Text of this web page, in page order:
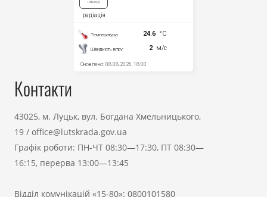
Контакти
43025, м. Луцьк, вул. Богдана Хмельницького,
19 / office@lutskrada.gov.ua
Графік роботи: ПН-ЧТ 08:30—17:30, ПТ 08:30—
16:15, перерва 13:00—13:45
Відділ комунікацій «15-80»: 0800101580